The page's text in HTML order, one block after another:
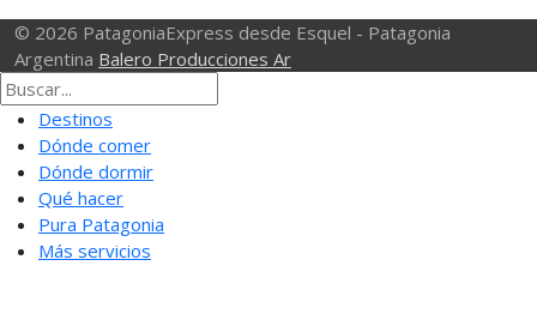
© 2026 PatagoniaExpress desde Esquel - Patagonia
Argentina Balero Producciones Ar
Destinos
Dónde comer
Dónde dormir
Qué hacer
Pura Patagonia
Más servicios